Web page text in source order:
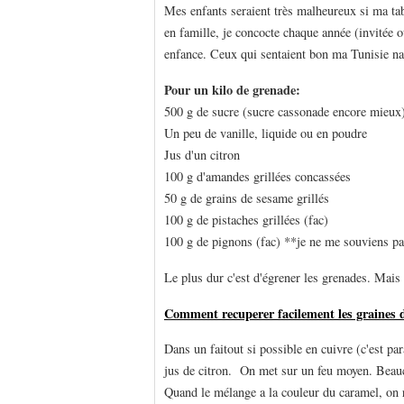
Mes enfants seraient très malheureux si ma
en famille, je concocte chaque année
enfance. Ceux qui sentaient bon ma Tunisie
Pour un kilo de grenade:
500 g de sucre (sucre cassonade encore
Un peu de vanille, liquide ou en poudre
Jus d'un citron
100 g d'amandes grillées concassées
50 g de grains de sesame grillés
100 g de pistaches grillées (fac)
100 g de pignons (fac) **je ne me souviens
Le plus dur c'est d'égrener les grenades.
Comment recuperer facilement les graines
Dans un faitout si possible en cuivre (c'est
jus de citron. On met sur un feu moyen.
Quand le mélange a la couleur du caramel,